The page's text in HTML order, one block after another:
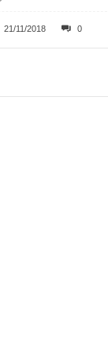
21/11/2018 0